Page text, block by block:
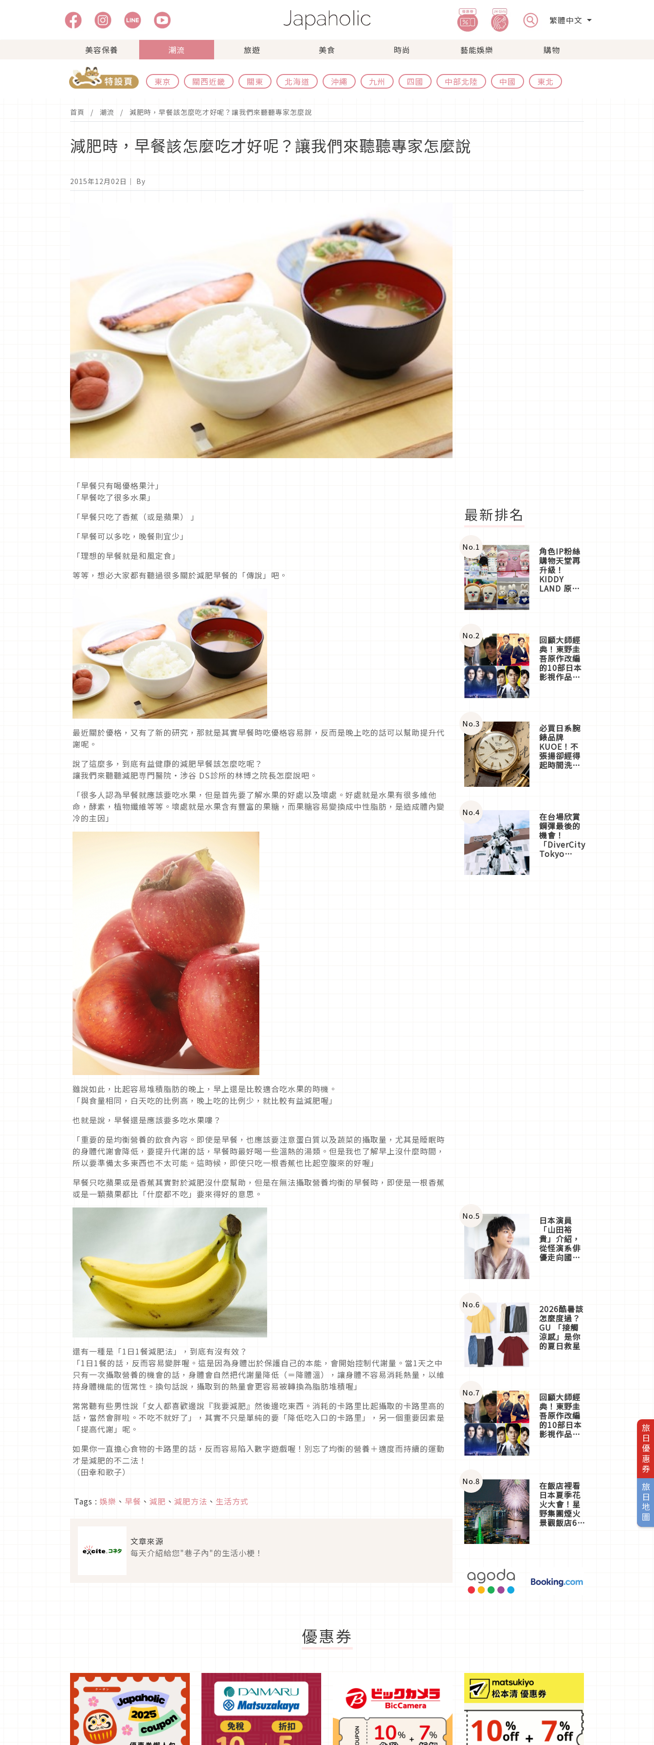
繁體中文
美容保養 潮流 旅遊 美食 時尚 藝能娛樂 購物
東京 關西近畿 關東 北海道 沖繩 九州 四國 中部北陸 中國 東北
旅日優惠券
旅日地圖
首頁 潮流 減肥時，早餐該怎麼吃才好呢？讓我們來聽聽專家怎麼說
減肥時，早餐該怎麼吃才好呢？讓我們來聽聽專家怎麼說
2015年12月02日 ｜ By
「早餐只有喝優格果汁」
「早餐吃了很多水果」
「早餐只吃了香蕉（或是蘋果） 」
「早餐可以多吃，晚餐則宜少」
「理想的早餐就是和風定食」
等等，想必大家都有聽過很多關於減肥早餐的「傳說」吧。
最近關於優格，又有了新的研究，那就是其實早餐時吃優格容易胖，反而是晚上吃的話可以幫助提升代
謝呢。
說了這麼多，到底有益健康的減肥早餐該怎麼吃呢？
讓我們來聽聽減肥専門醫院・涉谷 DS診所的林博之院長怎麼說吧。
「很多人認為早餐就應該要吃水果，但是首先要了解水果的好處以及壞處。好處就是水果有很多維他
命，酵素，植物纖維等等。壞處就是水果含有豐富的果糖，而果糖容易變換成中性脂肪，是造成體內變
冷的主因」
雖說如此，比起容易堆積脂肪的晚上，早上還是比較適合吃水果的時機。
「與食量相同，白天吃的比例高，晚上吃的比例少，就比較有益減肥喔」
也就是說，早餐還是應該要多吃水果嘍？
「重要的是均衡營養的飲食內容。即使是早餐，也應該要注意蛋白質以及蔬菜的攝取量，尤其是睡眠時
的身體代謝會降低，要提升代謝的話，早餐時最好喝一些溫熱的湯類。但是我也了解早上沒什麼時間，
所以要準備太多東西也不太可能。這時候，即使只吃一根香蕉也比起空腹來的好喔」
早餐只吃蘋果或是香蕉其實對於減肥沒什麼幫助，但是在無法攝取營養均衡的早餐時，即使是一根香蕉
或是一顆蘋果都比「什麼都不吃」要來得好的意思。
還有一種是「1日1餐減肥法」，到底有沒有效？
「1日1餐的話，反而容易變胖喔。這是因為身體出於保護自己的本能，會開始控制代謝量。當1天之中
只有一次攝取營養的機會的話，身體會自然把代謝量降低（＝降體溫），讓身體不容易消耗熱量，以維
持身體機能的恆常性。換句話說，攝取到的熱量會更容易被轉換為脂肪堆積喔」
常常聽有些男性說「女人都喜歡邊說『我要減肥』然後邊吃東西。消耗的卡路里比起攝取的卡路里高的
話，當然會胖啦。不吃不就好了」，其實不只是單純的要「降低吃入口的卡路里」，另一個重要因素是
「提高代謝」呢。
如果你一直擔心食物的卡路里的話，反而容易陷入數字遊戲喔！別忘了均衡的營養＋適度而持續的運動
才是減肥的不二法！
（田幸和歌子）
Tags : 娛樂 、 早餐 、 減肥 、 減肥方法 、 生活方式
文章來源
每天介紹給您"巷子內"的生活小梗！
最新排名
No.1 角色IP粉絲
購物天堂再
升級！
KIDDY
LAND 原宿
店3分即達
No.2 回顧大師經
典！東野圭
吾原作改編
的10部日本
影視作品推
No.3 必買日系腕
錶品牌
KUOE！不
張揚卻經得
起時間洗鍊
No.4 在台場欣賞
鋼彈最後的
機會！
「DiverCity
Tokyo
No.5 日本演員
「山田裕
貴」介紹，
從怪演系俳
優走向國民
No.6 2026酷暑該
怎麼度過？
GU 「接觸
涼感」是你
的夏日救星
No.7 回顧大師經
典！東野圭
吾原作改編
的10部日本
影視作品推
No.8 在飯店裡看
日本夏季花
火大會！星
野集團煙火
景觀飯店6
優惠券